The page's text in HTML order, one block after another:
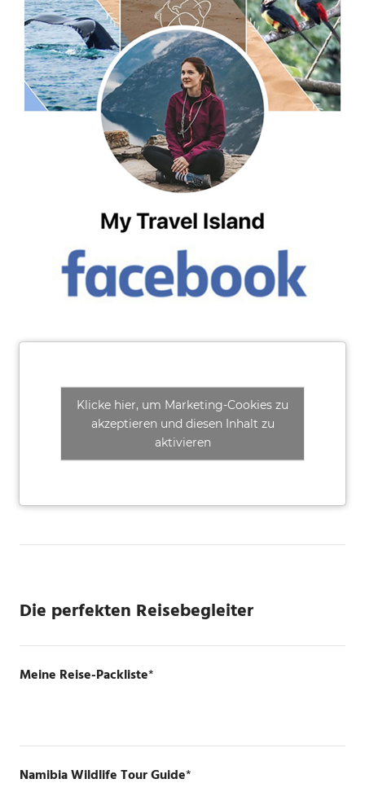
Klicke hier, um Marketing-Cookies zu
akzeptieren und diesen Inhalt zu
aktivieren
Die perfekten Reisebegleiter
Meine Reise-Packliste*
Namibia Wildlife Tour Guide*